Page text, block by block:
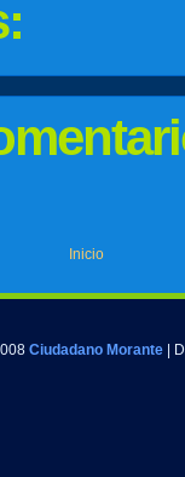
Inicio
Ciudadano Morante |